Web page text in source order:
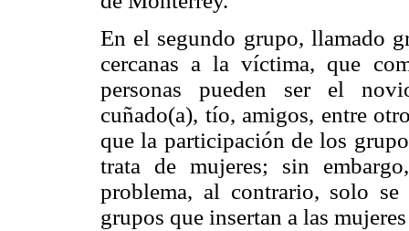
En el segundo grupo, llamado
cercanas a la víctima, que
personas pueden ser el
cuñado(a), tío, amigos, entre
que la participación de los
trata de mujeres; sin
problema, al contrario, solo
grupos que insertan a las